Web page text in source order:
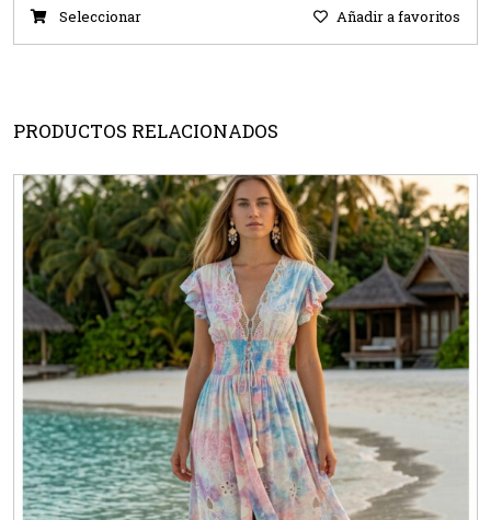
Seleccionar Añadir a favoritos
PRODUCTOS RELACIONADOS